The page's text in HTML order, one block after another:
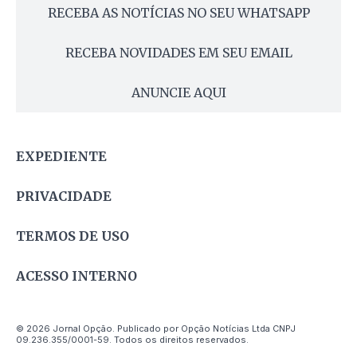
RECEBA AS NOTÍCIAS NO SEU WHATSAPP
RECEBA NOVIDADES EM SEU EMAIL
ANUNCIE AQUI
EXPEDIENTE
PRIVACIDADE
TERMOS DE USO
ACESSO INTERNO
© 2026 Jornal Opção. Publicado por Opção Notícias Ltda CNPJ
09.236.355/0001-59. Todos os direitos reservados.